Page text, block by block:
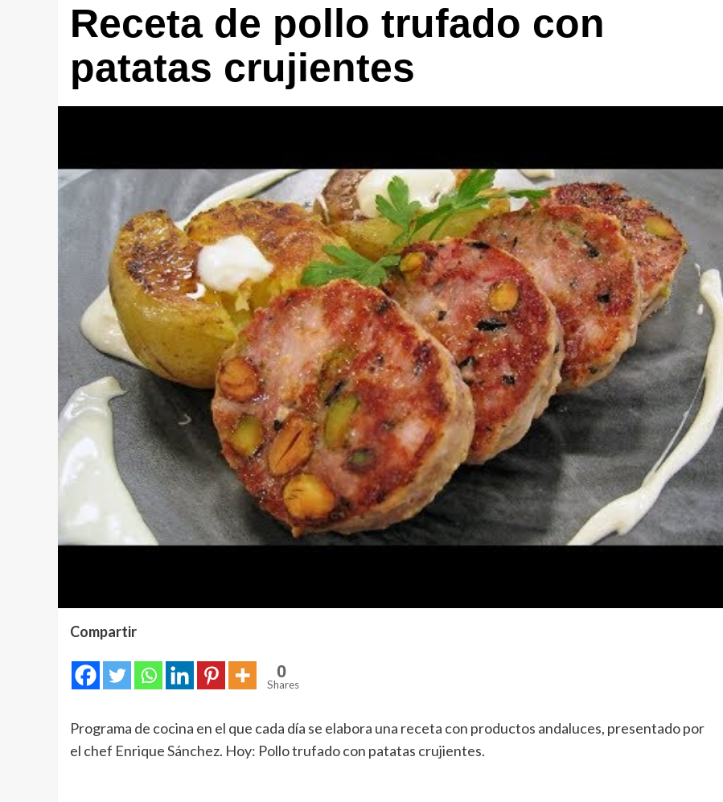
Receta de pollo trufado con
patatas crujientes
Compartir
0
Shares
Programa de cocina en el que cada día se elabora una receta con productos andaluces, presentado por
el chef Enrique Sánchez. Hoy: Pollo trufado con patatas crujientes.